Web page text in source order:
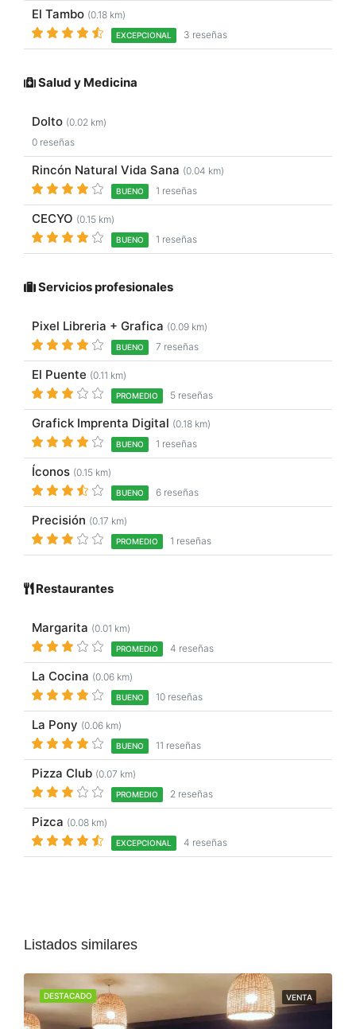
El Tambo (0.18 km)
EXCEPCIONAL 3 reseñas
Salud y Medicina
Dolto (0.02 km)
0 reseñas
Rincón Natural Vida Sana (0.04 km)
BUENO 1 reseñas
CECYO (0.15 km)
BUENO 1 reseñas
Servicios profesionales
Pixel Libreria + Grafica (0.09 km)
BUENO 7 reseñas
El Puente (0.11 km)
PROMEDIO 5 reseñas
Grafick Imprenta Digital (0.18 km)
BUENO 1 reseñas
Íconos (0.15 km)
BUENO 6 reseñas
Precisión (0.17 km)
PROMEDIO 1 reseñas
Restaurantes
Margarita (0.01 km)
PROMEDIO 4 reseñas
La Cocina (0.06 km)
BUENO 10 reseñas
La Pony (0.06 km)
BUENO 11 reseñas
Pizza Club (0.07 km)
PROMEDIO 2 reseñas
Pizca (0.08 km)
EXCEPCIONAL 4 reseñas
Listados similares
DESTACADO VENTA